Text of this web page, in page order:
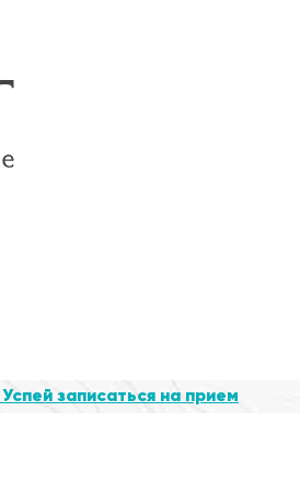
Успей записаться на прием